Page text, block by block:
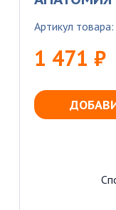
Артикул товара:
1 471 ₽